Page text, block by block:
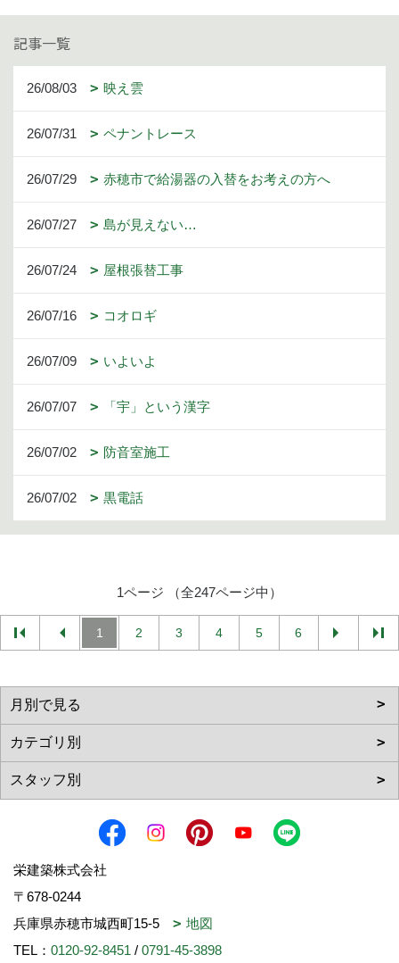
記事一覧
26/08/03 映え雲
26/07/31 ペナントレース
26/07/29 赤穂市で給湯器の入替をお考えの方へ
26/07/27 島が見えない…
26/07/24 屋根張替工事
26/07/16 コオロギ
26/07/09 いよいよ
26/07/07 「宇」という漢字
26/07/02 防音室施工
26/07/02 黒電話
1ページ （全247ページ中）
1 2 3 4 5 6
栄建築株式会社
〒678-0244
兵庫県赤穂市城西町15-5
地図
TEL： 0120-92-8451 / 0791-45-3898